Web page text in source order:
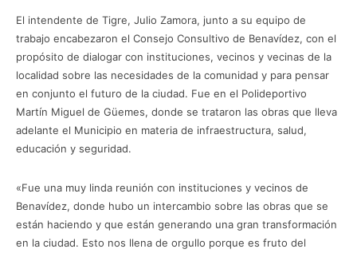
El intendente de Tigre, Julio Zamora, junto a su equipo de
trabajo encabezaron el Consejo Consultivo de Benavídez, con el
propósito de dialogar con instituciones, vecinos y vecinas de la
localidad sobre las necesidades de la comunidad y para pensar
en conjunto el futuro de la ciudad. Fue en el Polideportivo
Martín Miguel de Güemes, donde se trataron las obras que lleva
adelante el Municipio en materia de infraestructura, salud,
educación y seguridad.
«Fue una muy linda reunión con instituciones y vecinos de
Benavídez, donde hubo un intercambio sobre las obras que se
están haciendo y que están generando una gran transformación
en la ciudad. Esto nos llena de orgullo porque es fruto del